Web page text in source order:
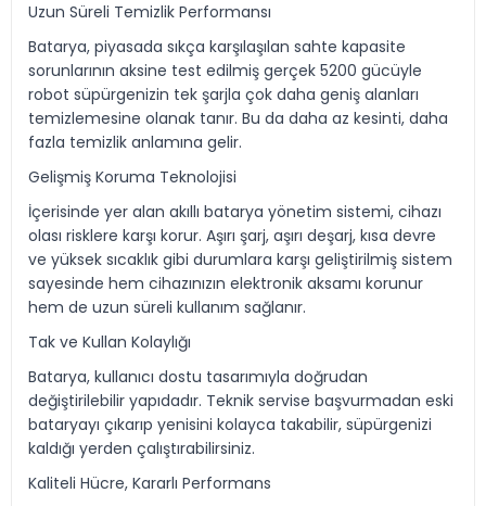
Uzun Süreli Temizlik Performansı
Batarya, piyasada sıkça karşılaşılan sahte kapasite
sorunlarının aksine test edilmiş gerçek 5200 gücüyle
robot süpürgenizin tek şarjla çok daha geniş alanları
temizlemesine olanak tanır. Bu da daha az kesinti, daha
fazla temizlik anlamına gelir.
Gelişmiş Koruma Teknolojisi
İçerisinde yer alan akıllı batarya yönetim sistemi, cihazı
olası risklere karşı korur. Aşırı şarj, aşırı deşarj, kısa devre
ve yüksek sıcaklık gibi durumlara karşı geliştirilmiş sistem
sayesinde hem cihazınızın elektronik aksamı korunur
hem de uzun süreli kullanım sağlanır.
Tak ve Kullan Kolaylığı
Batarya, kullanıcı dostu tasarımıyla doğrudan
değiştirilebilir yapıdadır. Teknik servise başvurmadan eski
bataryayı çıkarıp yenisini kolayca takabilir, süpürgenizi
kaldığı yerden çalıştırabilirsiniz.
Kaliteli Hücre, Kararlı Performans